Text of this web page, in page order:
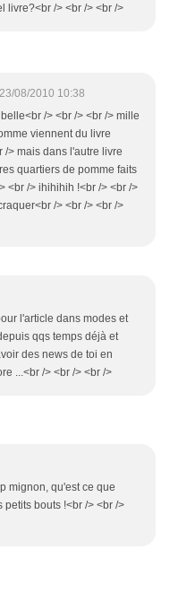
livre?<br /> <br /> <br />
23/08/2010 10:38
/> <br /> <br /> mille
viennent du livre
/> mais dans l'autre livre
quartiers de pomme faits
<br /> ihihihih !<br /> <br />
/> <br /> <br />
l'article dans modes et
qqs temps déjà et
des news de toi en
...<br /> <br /> <br />
mignon, qu'est ce que
bouts !<br /> <br />